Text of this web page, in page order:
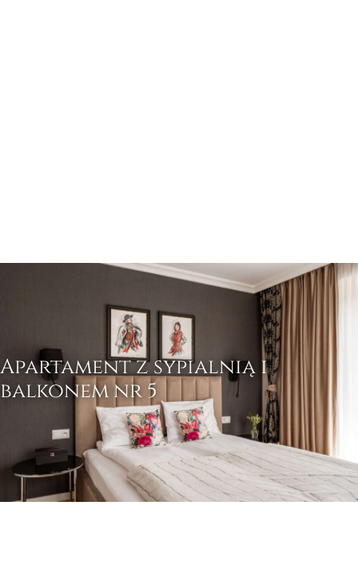
Apartament z sypialnią i
balkonem nr 5